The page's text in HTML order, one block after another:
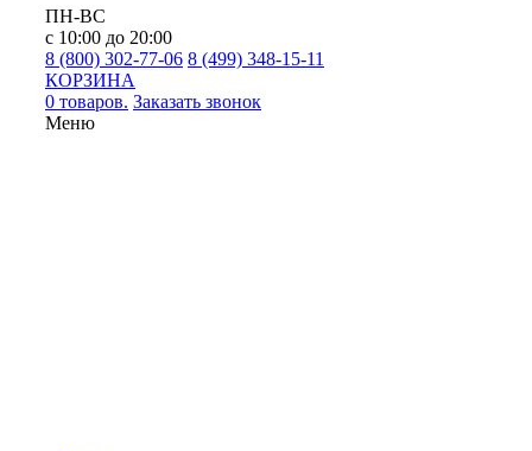
ПН-ВС
с 10:00 до 20:00
8 (800) 302-77-06 8 (499) 348-15-11
КОРЗИНА
0 товаров. Заказать звонок
Меню